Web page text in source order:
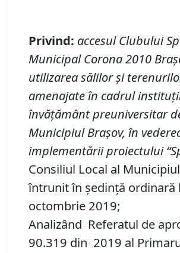
Privind: accesul Clubului
Municipal Corona 2010
utilizarea sălilor şi
amenajate în cadrul
învăţământ preuniversitar
Municipiul Braşov, în
implementării proiectului
Consiliul Local al
întrunit în ședință ordinară
octombrie 2019;
Analizând Referatul de
90.319 din 2019 al